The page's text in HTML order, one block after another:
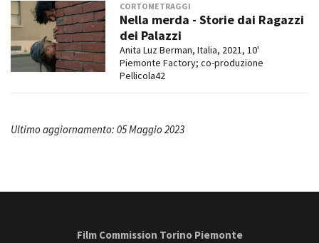
CORTOMETRAGGI
Nella merda - Storie dai Ragazzi
dei Palazzi
Anita Luz Berman, Italia, 2021, 10'
Piemonte Factory; co-produzione
Pellicola42
Ultimo aggiornamento: 05 Maggio 2023
Film Commission Torino Piemonte